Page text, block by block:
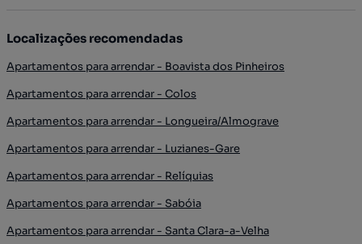
Localizações recomendadas
Apartamentos para arrendar - Boavista dos Pinheiros
Apartamentos para arrendar - Colos
Apartamentos para arrendar - Longueira/Almograve
Apartamentos para arrendar - Luzianes-Gare
Apartamentos para arrendar - Relíquias
Apartamentos para arrendar - Sabóia
Apartamentos para arrendar - Santa Clara-a-Velha